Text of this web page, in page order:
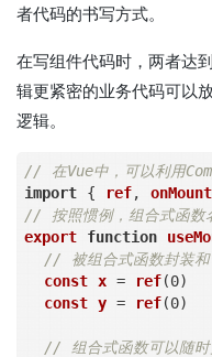
者代码的书写方式。
在写组件代码时，两者达
辑更紧密的业务代码可以
逻辑。
// 在Vue中，可以利用
import { ref,
// 按照惯例，组合式函数
export
function
// 被组合式函数封装和
const x = ref(0)
const y = ref(0)
// 组合式函数可以随时